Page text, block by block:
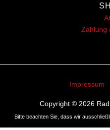
Zahlung
Impressum
Copyright © 2026
Bitte beachten Sie, dass wir